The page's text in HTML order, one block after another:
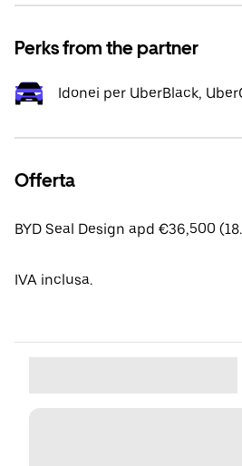
Perks from the partner
Idonei per UberBlack,
Offerta
BYD Seal Design apd €36,500
IVA inclusa.